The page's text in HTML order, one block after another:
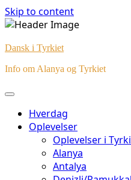
Skip to content
Dansk i Tyrkiet
Info om Alanya og Tyrkiet
Hverdag
Oplevelser
Oplevelser i
Alanya
Antalya